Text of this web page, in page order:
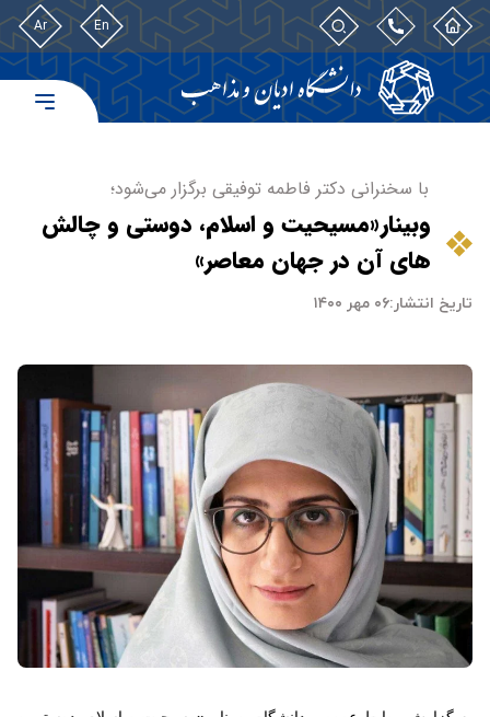
En
Ar
با سخنرانی دکتر فاطمه توفیقی برگزار می‌شود؛
وبینار«مسیحیت و اسلام، دوستی و چالش
های آن در جهان معاصر»
تاریخ انتشار:۰۶ مهر ۱۴۰۰